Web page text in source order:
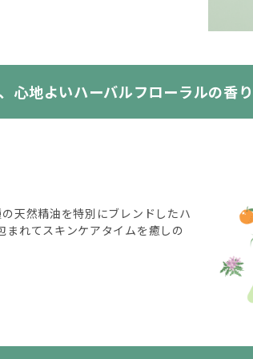
心地よいハーバルフローラルの香り
天然精油を特別にブレンドしたハ
れてスキンケアタイムを癒しの